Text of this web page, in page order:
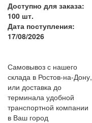
Доступно для заказа:
100 шт.
Дата поступления:
17/08/2026
Самовывоз с нашего
склада в Ростов-на-Дону,
или доставка до
терминала удобной
транспортной компании
в Ваш город